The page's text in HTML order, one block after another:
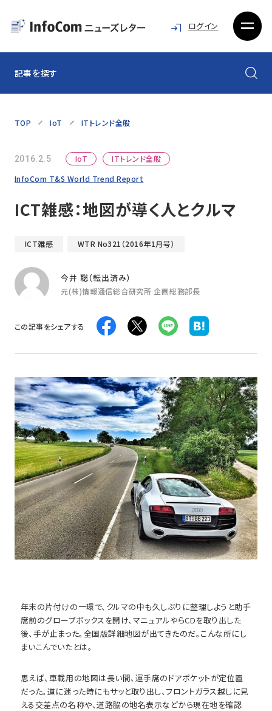
ログイン
記事を探す
TOP IoT ITトレンド全般
2016.2.5 IoT
ITトレンド全般
InfoCom T&S World Trend Report
ICT雑感：地図が導く人とクルマ
ICT雑感 WTR No321（2016年1月号）
今井 聡（転出済み）
元(株)情報通信総合研究所 企画総務部長
この記事をシェアする
年末の片付けの一環で、クルマの中も久しぶりに整理しようと助手
席前のグローブボックスを開け、マニュアルやらCDを取り出した
後、手が止まった。全国版詳細地図が出てきたのだ。こんな所にし
まいこんでいたとは。
思えば、車載用の地図は長い間、運手席のドアポケットが定位置
だった。道に迷った時にもサッと取り出し、フロントガラス越しに見
える交差点の名称や、道路脇の地名表示などから現在地を確認